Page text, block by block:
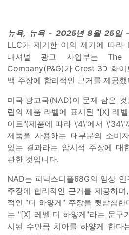
뉴욕, 뉴욕 - 2025년 8월 25일-
LLC가 제기한 이의 제기에 따라
내셔널 광고 사업부는
Company(P&G)가 Crest 3D 화이
백 주장에 합리적인 근거를 제공
미국 광고국(NAD)이 문제 삼은
립의 제품 라벨에 표시된 "[X] 레
이트"(제품에 따라 \'4\'에서 \'34\'
제품을 사용하는 대부분의 소비
있는 결과라는 암시적 주장에 대
관한 것입니다.
NAD는 피닉스디플68G의 임상
주장에 합리적인 근거를 제공하
적인 "더 하얗게" 주장을 뒷받침한
는 "[X] 레벨 더 하얗게"라는 문구
시된 수만큼 치아를 하얗게 한다